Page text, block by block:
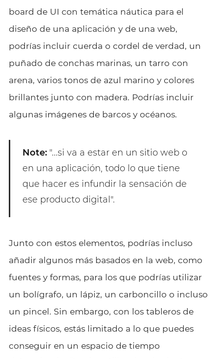
board de UI con temática náutica para el
diseño de una aplicación y de una web,
podrías incluir cuerda o cordel de verdad, un
puñado de conchas marinas, un tarro con
arena, varios tonos de azul marino y colores
brillantes junto con madera. Podrías incluir
algunas imágenes de barcos y océanos.
Note:"...si va a estar en un sitio web o
en una aplicación, todo lo que tiene
que hacer es infundir la sensación de
ese producto digital".
Junto con estos elementos, podrías incluso
añadir algunos más basados en la web, como
fuentes y formas, para los que podrías utilizar
un bolígrafo, un lápiz, un carboncillo o incluso
un pincel. Sin embargo, con los tableros de
ideas físicos, estás limitado a lo que puedes
conseguir en un espacio de tiempo